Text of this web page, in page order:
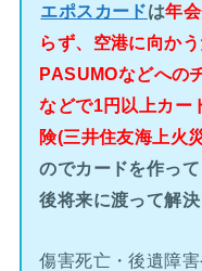
エポスカードは年
らず、空港に向か
PASUMOなどへの
などで1円以上カー
険(三井住友海上火
のでカードを作っ
後将来に渡って解決
傷害死亡・後遺障